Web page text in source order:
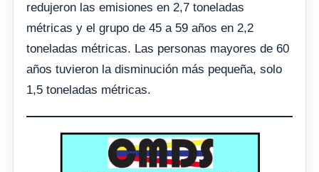
redujeron las emisiones en 2,7 toneladas
métricas y el grupo de 45 a 59 años en 2,2
toneladas métricas. Las personas mayores de 60
años tuvieron la disminución más pequeña, solo
1,5 toneladas métricas.